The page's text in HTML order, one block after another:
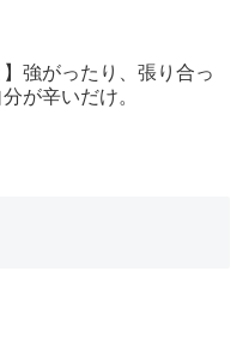
】強がったり、張り合っ
が辛いだけ。